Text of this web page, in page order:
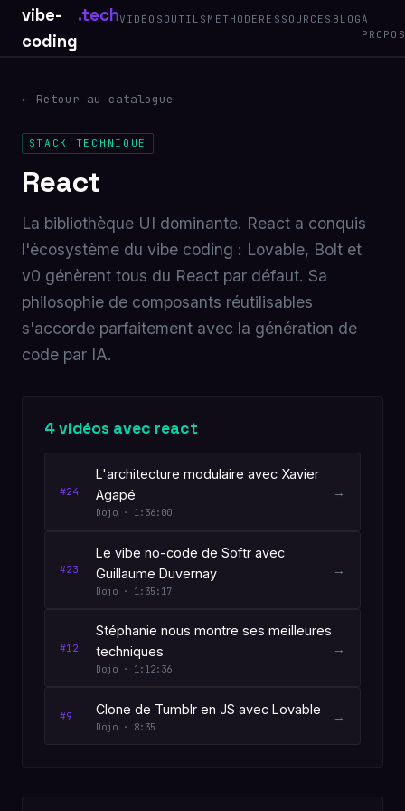
vibe-
coding
.techVIDÉOS OUTILS MÉTHODE RESSOURCES BLOGÀ
PROPOS
← Retour au catalogue
STACK TECHNIQUE
React
La bibliothèque UI dominante. React a conquis
l'écosystème du vibe coding : Lovable, Bolt et
v0 génèrent tous du React par défaut. Sa
philosophie de composants réutilisables
s'accorde parfaitement avec la génération de
code par IA.
4 vidéos avec react
#24
L'architecture modulaire avec Xavier
Agapé
Dojo · 1:36:00
→
#23
Le vibe no-code de Softr avec
Guillaume Duvernay
Dojo · 1:35:17
→
#12
Stéphanie nous montre ses meilleures
techniques
Dojo · 1:12:36
→
#9 Clone de Tumblr en JS avec Lovable
Dojo · 8:35
→